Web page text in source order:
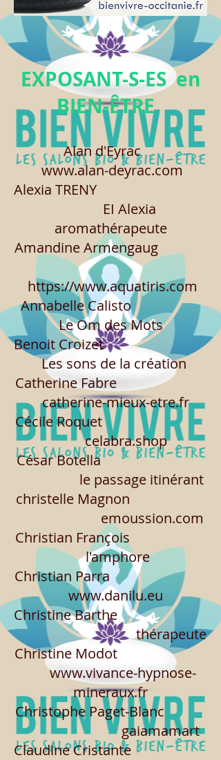
EXPOSANT-S-ES en
BIEN-ÊTRE
Alan d'Eyrac
www.alan-deyrac.com
Alexia TRENY
EI Alexia
aromathérapeute
Amandine Armengaug
https://www.aquatiris.com
Annabelle Calisto
Le Om des Mots
Benoit Croizet
Les sons de la création
Catherine Fabre
catherine-mieux-etre.fr
Cécile Roquet
celabra.shop
César Botella
le passage itinérant
christelle Magnon
emoussion.com
Christian François
l'amphore
Christian Parra
www.danilu.eu
Christine Barthe
thérapeute
Christine Modot
www.vivance-hypnose-
mineraux.fr
Christophe Paget-Blanc
gaiamamart
Claudine Cristante